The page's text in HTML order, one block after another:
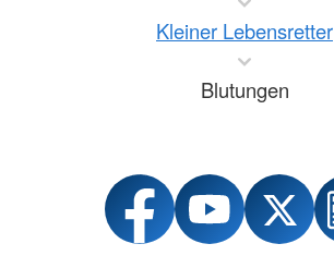
Kleiner Lebensretter
Blutungen